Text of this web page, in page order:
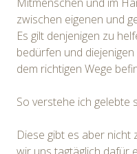
zwischen eigenen und
Es gilt denjenigen zu
bedürfen und
dem richtigen Wege
So verstehe ich gelebte
Diese gibt es aber nicht
wir uns tagtäglich dafür